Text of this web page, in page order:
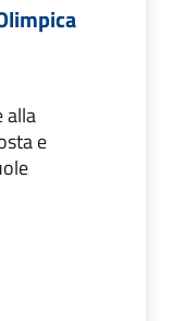
alla
e